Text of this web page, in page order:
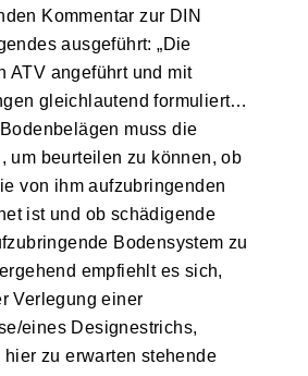
Kommentar zur DIN
ausgeführt: „Die
ATV angeführt und mit
gleichlautend formuliert…
muss die
um beurteilen zu können, ob
von ihm aufzubringenden
ist und ob schädigende
Bodensystem zu
empfiehlt es sich,
Verlegung einer
eines Designestrichs,
zu erwarten stehende